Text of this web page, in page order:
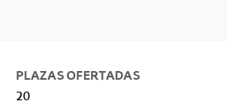
PLAZAS OFERTADAS
20